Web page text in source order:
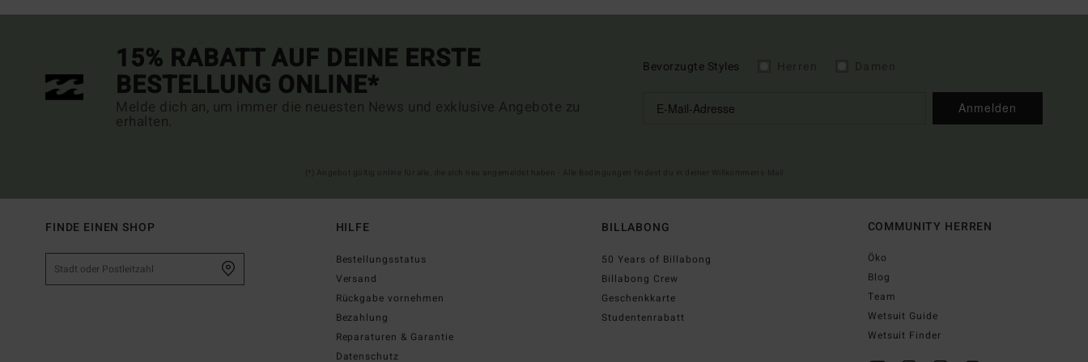
15% RABATT AUF DEINE ERSTE
BESTELLUNG ONLINE*
Melde dich an, um immer die neuesten News und exklusive Angebote zu
erhalten.
Bevorzugte Styles
Anmelden
FINDE EINEN SHOP HILFE
Bestellungsstatus
Versand
Rückgabe vornehmen
Bezahlung
Reparaturen & Garantie
Datenschutz
BILLABONG
50 Years of Billabong
Billabong Crew
Geschenkkarte
Studentenrabatt
COMMUNITY HERREN
Öko
Blog
Team
Wetsuit Guide
Wetsuit Finder